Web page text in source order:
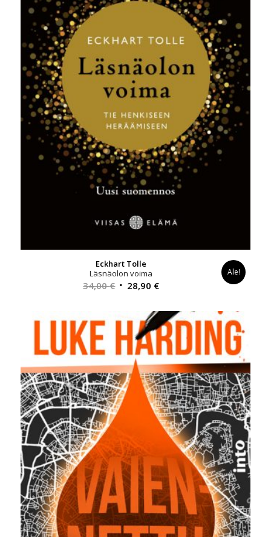
Eckhart Tolle
Läsnäolon voima
34,00€ Alkuperäinen
34,00 €.
28,90 €Nykyinen
on:
28,90 €.
Ale!